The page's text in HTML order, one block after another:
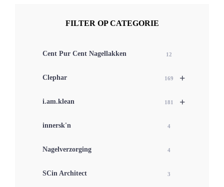
FILTER OP CATEGORIE
Cent Pur Cent Nagellakken 12
+
Clephar 169
+
i.am.klean 181
innersk'n 4
Nagelverzorging 4
SCin Architect 3